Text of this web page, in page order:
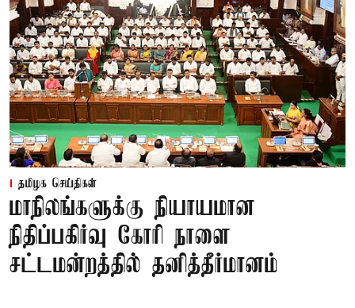
தமிழக செய்திகள்
மாநிலங்களுக்கு நியாயமான
நிதிப்பகிர்வு கோரி நாளை
சட்டமன்றத்தில் தனித்தீர்மானம்